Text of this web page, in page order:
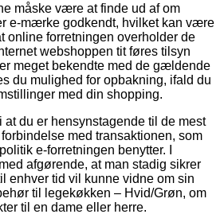
måske være at finde ud af om
e-mærke godkendt, hvilket kan være
online forretningen overholder de
webshoppen tit føres tilsyn
meget bekendte med de gældende
du mulighed for opbakning, ifald du
med din shopping.
at du er hensynstagende til de mest
med transaktionen, som
e-forretningen benytter. I
afgørende, at man stadig sikrer
enhver tid vil kunne vidne om sin
til legekøkken – Hvid/Grøn, om
til en dame eller herre.